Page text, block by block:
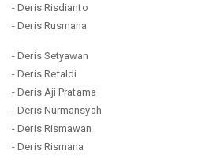
- Deris Risdianto
- Deris Rusmana
- Deris Setyawan
- Deris Refaldi
- Deris Aji Pratama
- Deris Nurmansyah
- Deris Rismawan
- Deris Rismana